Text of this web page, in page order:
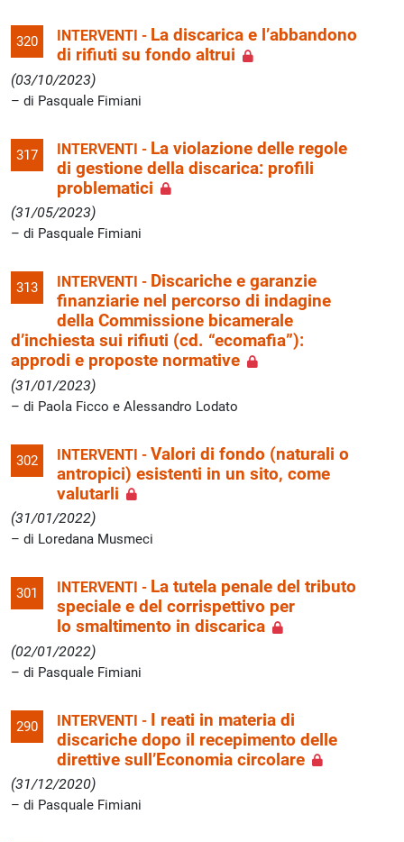
320 INTERVENTI - La discarica e l’abbandono
di rifiuti su fondo altrui
(03/10/2023)
di Pasquale Fimiani
317 INTERVENTI - La violazione delle regole
di gestione della discarica: profili
problematici
(31/05/2023)
di Pasquale Fimiani
313 INTERVENTI - Discariche e garanzie
finanziarie nel percorso di indagine
della Commissione bicamerale
d’inchiesta sui rifiuti (cd. “ecomafia”):
approdi e proposte normative
(31/01/2023)
di Paola Ficco e Alessandro Lodato
302 INTERVENTI - Valori di fondo (naturali o
antropici) esistenti in un sito, come
valutarli
(31/01/2022)
di Loredana Musmeci
301 INTERVENTI - La tutela penale del tributo
speciale e del corrispettivo per
lo smaltimento in discarica
(02/01/2022)
di Pasquale Fimiani
290 INTERVENTI - I reati in materia di
discariche dopo il recepimento delle
direttive sull’Economia circolare
(31/12/2020)
di Pasquale Fimiani